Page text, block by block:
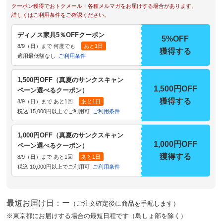
クーポン獲得でおトクメール・各種メルマガをお届けする場合があります。
詳しくはご利用条件をご確認ください。
ディノス家具5％OFFクーポン
8/9（日）まで 何度でも
あと1日
適用最低額なし
ご利用条件
5%OFF
獲得する
1,500円OFF（真夏のサンクスキャン
ペーン選べるクーポン）
8/9（日）まで あと1回
あと1日
税込 15,000円以上でご利用可
ご利用条件
1,500円OFF
獲得する
1,000円OFF（真夏のサンクスキャン
ペーン選べるクーポン）
8/9（日）まで あと1回
あと1日
税込 10,000円以上でご利用可
ご利用条件
1,000円OFF
獲得する
最短お届け日：ー （ご注文確定後に商品を手配します）
※東京都にお届けする場合の最短日程です（島しょ部を除く）